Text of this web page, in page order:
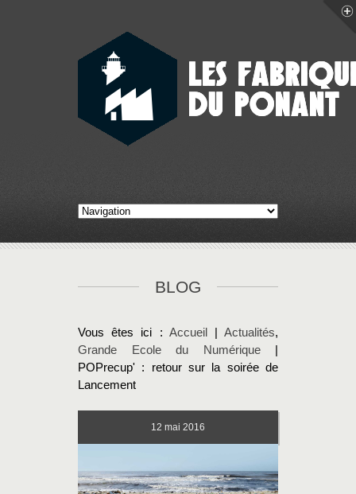
BLOG
Vous êtes ici : Accueil |Actualités,
Grande Ecole du Numérique|
POPrecup' : retour sur la soirée de
Lancement
12 mai 2016